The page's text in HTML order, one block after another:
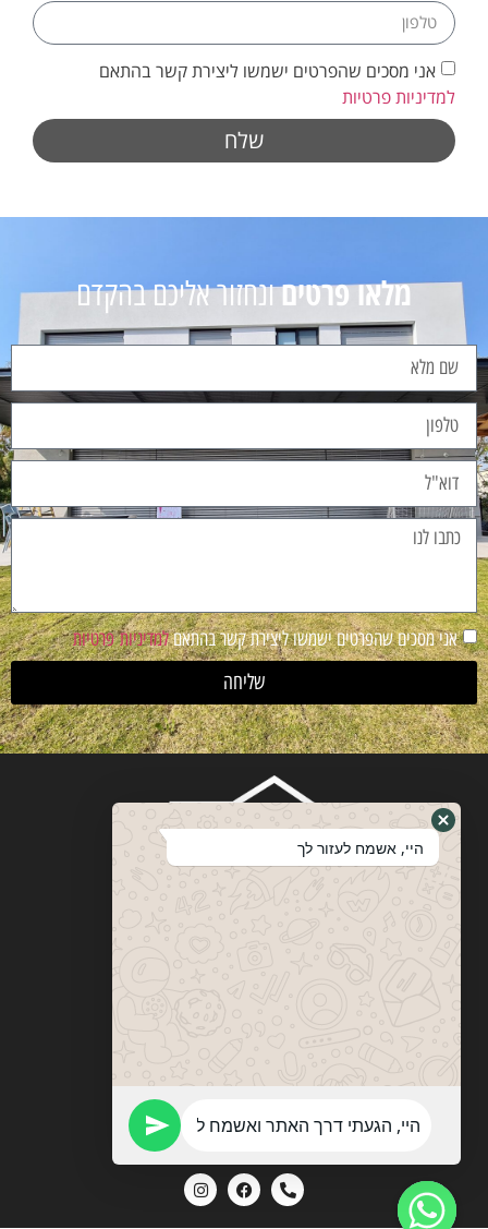
אני מסכים שהפרטים ישמשו ליצירת קשר בהתאם
למדיניות פרטיות
שלח
מלאו פרטיםונחזור אליכם בהקדם
אני מסכים שהפרטים ישמשו ליצירת קשר בהתאםלמדיניות פרטיות
שליחה
vitebskys@gmail.com
היי, אשמח לעזור לך